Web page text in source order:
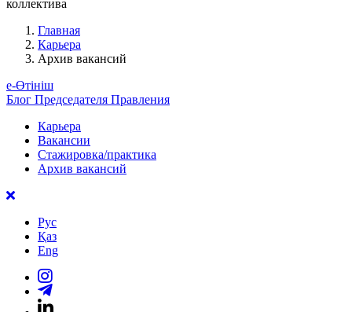
коллектива
Главная
Карьера
Архив вакансий
е-Өтініш
Блог Председателя Правления
Карьера
Вакансии
Стажировка/практика
Архив вакансий
Рус
Қаз
Eng